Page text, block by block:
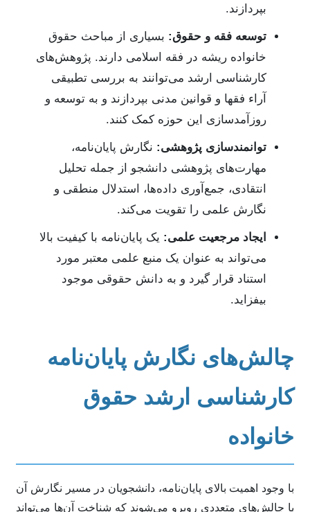
بپردازند.
توسعه فقه و حقوق: بسیاری از مباحث حقوق
خانواده ریشه در فقه اسلامی دارند. پژوهش‌های
کارشناسی ارشد می‌توانند به بررسی تطبیقی
آراء فقها و قوانین مدنی بپردازند و به توسعه و
روزآمدسازی این حوزه کمک کنند.
توانمندسازی پژوهشی: نگارش پایان‌نامه،
مهارت‌های پژوهشی دانشجو از جمله تحلیل
انتقادی، جمع‌آوری داده‌ها، استدلال منطقی و
نگارش علمی را تقویت می‌کند.
ایجاد مرجعیت علمی: یک پایان‌نامه با کیفیت بالا
می‌تواند به عنوان یک منبع علمی معتبر مورد
استناد قرار گیرد و به دانش حقوقی موجود
بیفزاید.
چالش‌های نگارش پایان‌نامه
کارشناسی ارشد حقوق
خانواده
با وجود اهمیت بالای پایان‌نامه، دانشجویان در مسیر نگارش آن
با چالش‌های متعددی روبرو می‌شوند که شناخت آن‌ها می‌تواند